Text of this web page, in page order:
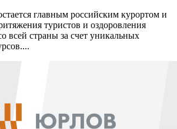
главным российским курортом и
туристов и оздоровления
всей страны за счет уникальных